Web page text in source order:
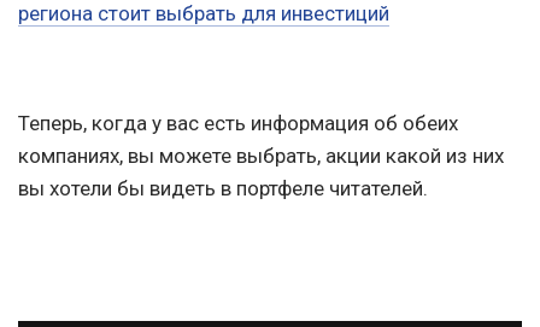
региона стоит выбрать для инвестиций
Теперь, когда у вас есть информация об обеих
компаниях, вы можете выбрать, акции какой из них
вы хотели бы видеть в портфеле читателей.